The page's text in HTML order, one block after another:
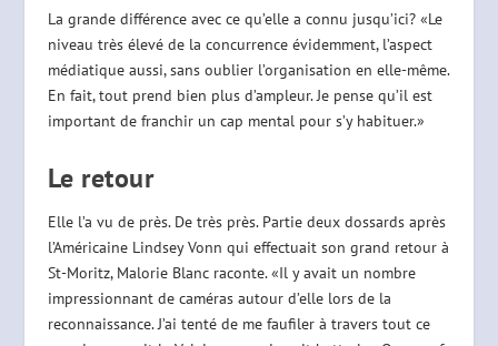
La grande différence avec ce qu’elle a connu jusqu’ici? «Le
niveau très élevé de la concurrence évidemment, l’aspect
médiatique aussi, sans oublier l’organisation en elle-même.
En fait, tout prend bien plus d’ampleur. Je pense qu’il est
important de franchir un cap mental pour s’y habituer.»
Le retour
Elle l’a vu de près. De très près. Partie deux dossards après
l’Américaine Lindsey Vonn qui effectuait son grand retour à
St-Moritz, Malorie Blanc raconte. «Il y avait un nombre
impressionnant de caméras autour d’elle lors de la
reconnaissance. J’ai tenté de me faufiler à travers tout ce